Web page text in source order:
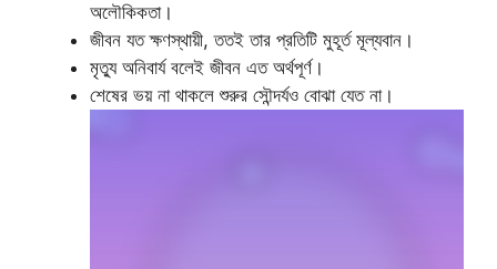
অলৌকিকতা।
জীবন যত ক্ষণস্থায়ী, ততই তার প্রতিটি মুহূর্ত মূল্যবান।
মৃত্যু অনিবার্য বলেই জীবন এত অর্থপূর্ণ।
শেষের ভয় না থাকলে শুরুর সৌন্দর্যও বোঝা যেত না।